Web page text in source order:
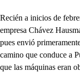
Recién a inicios de
empresa Chávez
pues envió
camino que conduce a
que las máquinas eran